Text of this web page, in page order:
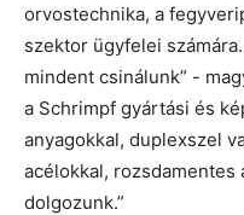
orvostechnika, a
szektor ügyfelei
mindent csinálunk” -
a Schrimpf gyártási és
anyagokkal, duplexszel
acélokkal,
dolgozunk.”